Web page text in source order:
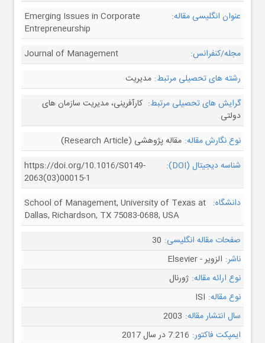
عنوان انگلیسی مقاله:
Emerging Issues in Corporate
Entrepreneurship
مجله/کنفرانس:
Journal of Management
رشته های تحصیلی مرتبط: مدیریت
گرایش های تحصیلی مرتبط: کارآفرینی، مدیریت سازمان های
دولتی
نوع نگارش مقاله: مقاله پژوهشی (Research Article)
شناسه دیجیتال (DOI):
https://doi.org/10.1016/S0149-
2063(03)00015-1
دانشگاه: School of Management, University of Texas at
Dallas, Richardson, TX 75083-0688, USA
صفحات مقاله انگلیسی: 30
ناشر: الزویر - Elsevier
نوع ارائه مقاله: ژورنال
نوع مقاله: ISI
سال انتشار مقاله: 2003
ایمپکت فاکتور: 7.216 در سال 2017